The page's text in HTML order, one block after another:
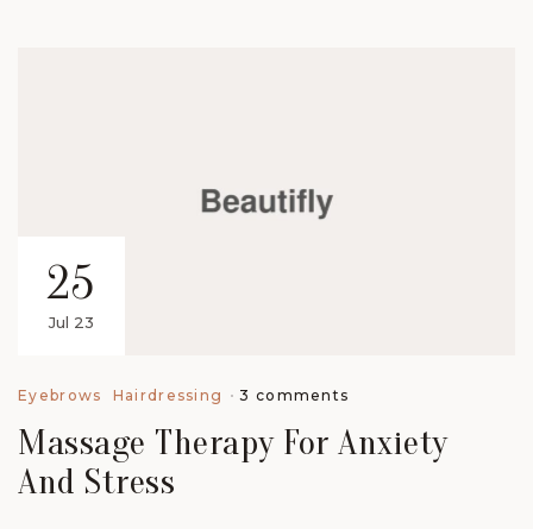
25
Jul 23
Eyebrows Hairdressing 3 comments
Massage Therapy For Anxiety
And Stress